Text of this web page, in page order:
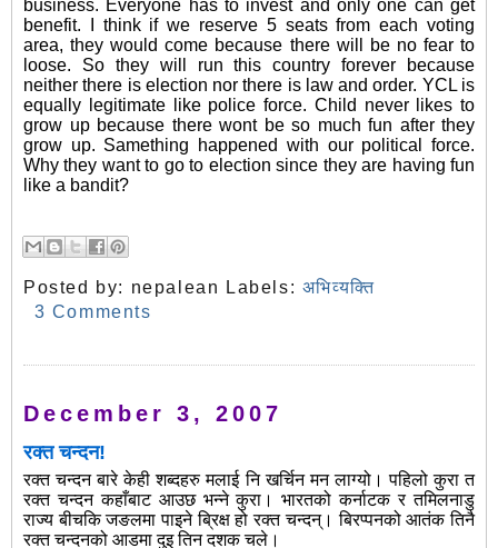
business. Everyone has to invest and only one can get
benefit. I think if we reserve 5 seats from each voting
area, they would come because there will be no fear to
loose. So they will run this country forever because
neither there is election nor there is law and order. YCL is
equally legitimate like police force. Child never likes to
grow up because there wont be so much fun after they
grow up. Samething happened with our political force.
Why they want to go to election since they are having fun
like a bandit?
Posted by: nepalean Labels: अभिव्यक्ति
3 Comments
December 3, 2007
रक्त चन्दन!
रक्त चन्दन बारे केही शब्दहरु मलाई नि खर्चिन मन लाग्यो। पहिलो कुरा त
रक्त चन्दन कहाँबाट आउछ भन्ने कुरा। भारतको कर्नाटक र तमिलनाडु
राज्य बीचकि जङलमा पाइने ब्रिक्ष हो रक्त चन्दन्। बिरप्पनको आतंक तिनै
रक्त चन्दनको आडमा दुइ तिन दशक चले।